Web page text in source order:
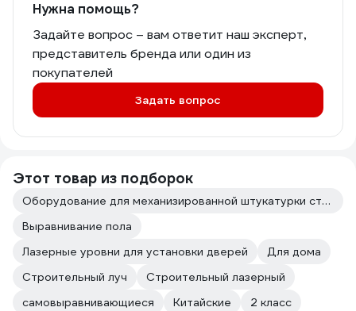
Нужна помощь?
Задайте вопрос – вам ответит наш эксперт,
представитель бренда или один из
покупателей
Задать вопрос
Этот товар из подборок
Оборудование для механизированной штукатурки стен
Выравнивание пола
Лазерные уровни для установки дверей
Для дома
Строительный луч
Строительный лазерный
самовыравнивающиеся
Китайские
2 класс